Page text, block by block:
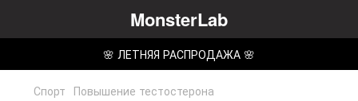
MonsterLab
🌸 ЛЕТНЯЯ РАСПРОДАЖА 🌸
Спорт Повышение тестостерона